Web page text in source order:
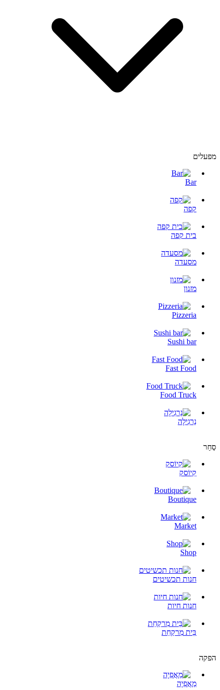
מפעלים
Bar
קפה
בית קפה
מסעדה
מזנון
Pizzeria
Sushi bar
Fast Food
Food Truck
נַרגִילָה
סַחַר
קִיוֹסק
Boutique
Market
Shop
חנות תכשיטים
חנות חיות
בֵּית מִרקַחַת
הפקה
מַאֲפִיָה